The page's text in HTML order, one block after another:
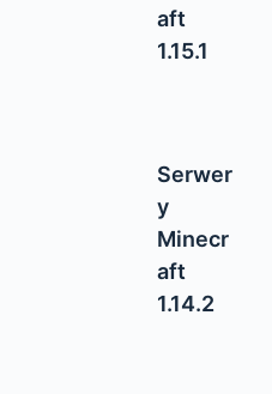
aft
1.15.1
Serwer
y
Minecr
aft
1.14.2